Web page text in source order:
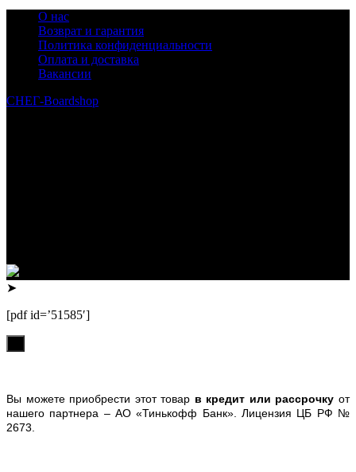
О нас
Возврат и гарантия
Политика конфиденциальности
Оплата и доставка
Вакансии
СНЕГ-Boardshop
➤
[pdf id=’51585′]
Вы можете приобрести этот товар в кредит или рассрочку от
нашего партнера – АО «Тинькофф Банк». Лицензия ЦБ РФ №
2673.